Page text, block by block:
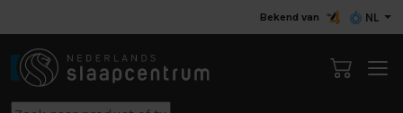
Bekend van NL